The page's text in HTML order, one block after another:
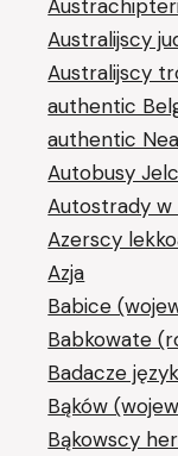
Australijscy
Australijscy
authentic
authentic
Autobusy
Autostrady w
Azerscy
Azja
Babice
Babkowate
Badacze
Bąków
Bąkowscy